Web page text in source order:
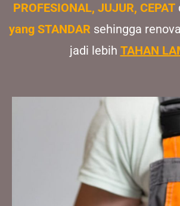
PROFESIONAL, JUJUR, CEPAT
yang STANDAR sehingga
jadi lebih TAHAN